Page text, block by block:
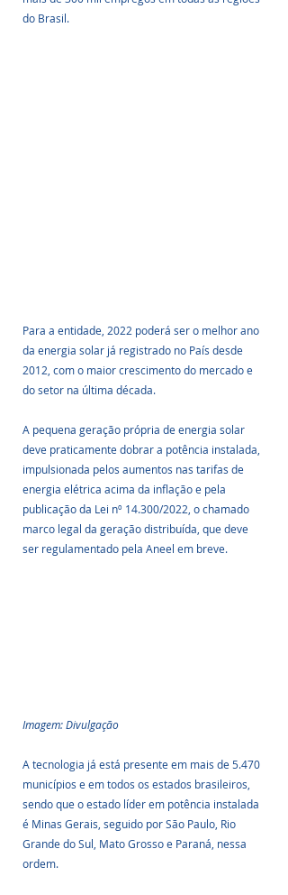
do Brasil.
Para a entidade, 2022 poderá ser o melhor ano
da energia solar já registrado no País desde
2012, com o maior crescimento do mercado e
do setor na última década.
A pequena geração própria de energia solar
deve praticamente dobrar a potência instalada,
impulsionada pelos aumentos nas tarifas de
energia elétrica acima da inflação e pela
publicação da Lei nº 14.300/2022, o chamado
marco legal da geração distribuída, que deve
ser regulamentado pela Aneel em breve.
Imagem: Divulgação
A tecnologia já está presente em mais de 5.470
municípios e em todos os estados brasileiros,
sendo que o estado líder em potência instalada
é Minas Gerais, seguido por São Paulo, Rio
Grande do Sul, Mato Grosso e Paraná, nessa
ordem.